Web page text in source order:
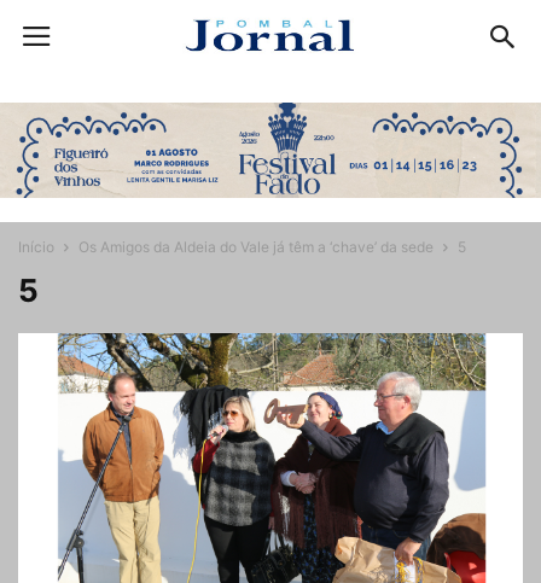
Início Os Amigos da Aldeia do Vale já têm a ‘chave’ da sede 5
5